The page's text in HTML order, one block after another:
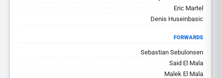
Eric Martel
Denis Huseinbasic
FORWARDS
Sebastian Sebulonsen
Said El Mala
Malek El Mala